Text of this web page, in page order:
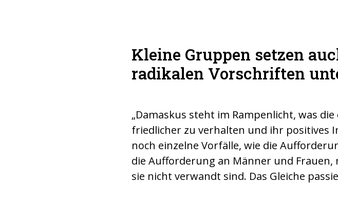
Kleine Gruppen setzen
radikalen Vorschriften
„Damaskus steht im Rampenlicht, was
friedlicher zu verhalten und ihr positives
noch einzelne Vorfälle, wie die
die Aufforderung an Männer und
sie nicht verwandt sind. Das Gleiche